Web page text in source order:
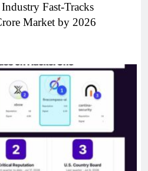
Fast-Tracks
Market by 2026